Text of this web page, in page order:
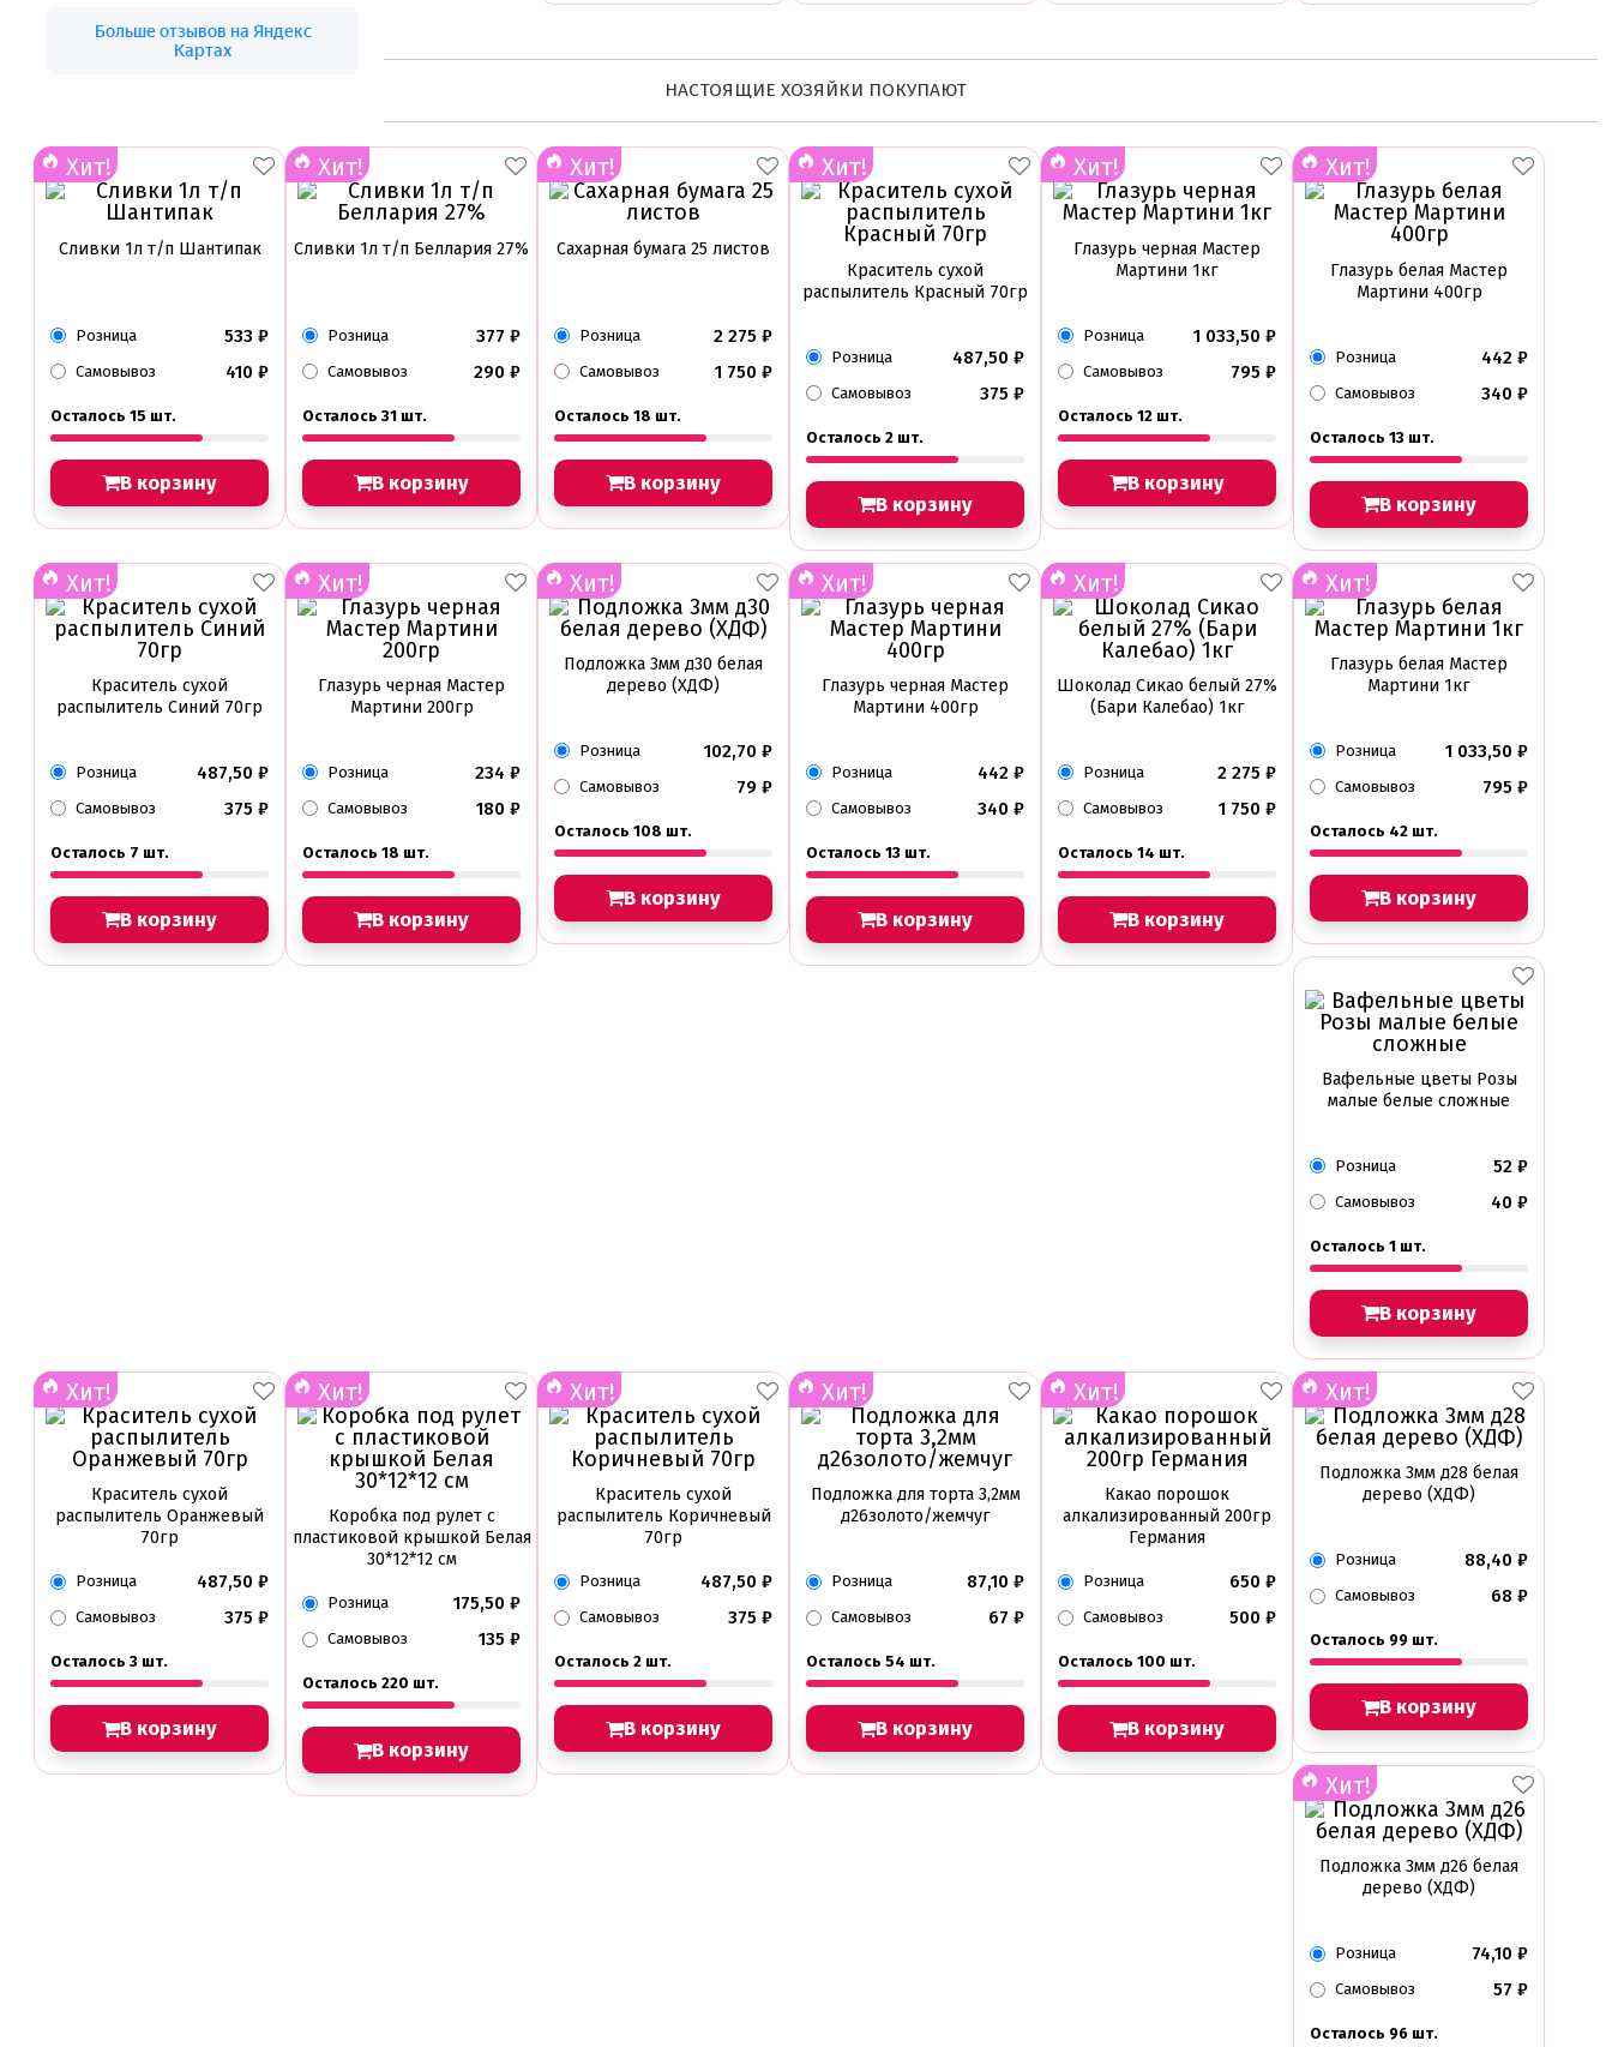
НАСТОЯЩИЕ ХОЗЯЙКИ ПОКУПАЮТ
Хит!
Сливки 1л т/п Шантипак
Розница 533 ₽
Самовывоз 410 ₽
Осталось 15 шт.
В корзину
Хит!
Сливки 1л т/п Беллария 27%
Розница 377 ₽
Самовывоз 290 ₽
Осталось 31 шт.
В корзину
Хит!
Сахарная бумага 25 листов
Розница 2 275 ₽
Самовывоз 1 750 ₽
Осталось 18 шт.
В корзину
Хит!
Краситель сухой
распылитель Красный 70гр
Розница 487,50 ₽
Самовывоз 375 ₽
Осталось 2 шт.
В корзину
Хит!
Глазурь черная Мастер
Мартини 1кг
Розница 1 033,50 ₽
Самовывоз 795 ₽
Осталось 12 шт.
В корзину
Хит!
Глазурь белая Мастер
Мартини 400гр
Розница 442 ₽
Самовывоз 340 ₽
Осталось 13 шт.
В корзину
Хит!
Краситель сухой
распылитель Синий 70гр
Розница 487,50 ₽
Самовывоз 375 ₽
Осталось 7 шт.
В корзину
Хит!
Глазурь черная Мастер
Мартини 200гр
Розница 234 ₽
Самовывоз 180 ₽
Осталось 18 шт.
В корзину
Хит!
Подложка 3мм д30 белая
дерево (ХДФ)
Розница 102,70 ₽
Самовывоз 79 ₽
Осталось 108 шт.
В корзину
Хит!
Глазурь черная Мастер
Мартини 400гр
Розница 442 ₽
Самовывоз 340 ₽
Осталось 13 шт.
В корзину
Хит!
Шоколад Сикао белый 27%
(Бари Калебао) 1кг
Розница 2 275 ₽
Самовывоз 1 750 ₽
Осталось 14 шт.
В корзину
Хит!
Глазурь белая Мастер
Мартини 1кг
Розница 1 033,50 ₽
Самовывоз 795 ₽
Осталось 42 шт.
В корзину
Вафельные цветы Розы
малые белые сложные
Розница 52 ₽
Самовывоз 40 ₽
Осталось 1 шт.
В корзину
Хит!
Краситель сухой
распылитель Оранжевый
70гр
Розница 487,50 ₽
Самовывоз 375 ₽
Осталось 3 шт.
В корзину
Хит!
Коробка под рулет с
пластиковой крышкой Белая
30*12*12 см
Розница 175,50 ₽
Самовывоз 135 ₽
Осталось 220 шт.
В корзину
Хит!
Краситель сухой
распылитель Коричневый
70гр
Розница 487,50 ₽
Самовывоз 375 ₽
Осталось 2 шт.
В корзину
Хит!
Подложка для торта 3,2мм
д26золото/жемчуг
Розница 87,10 ₽
Самовывоз 67 ₽
Осталось 54 шт.
В корзину
Хит!
Какао порошок
алкализированный 200гр
Германия
Розница 650 ₽
Самовывоз 500 ₽
Осталось 100 шт.
В корзину
Хит!
Подложка 3мм д28 белая
дерево (ХДФ)
Розница 88,40 ₽
Самовывоз 68 ₽
Осталось 99 шт.
В корзину
Хит!
Подложка 3мм д26 белая
дерево (ХДФ)
Розница 74,10 ₽
Самовывоз 57 ₽
Осталось 96 шт.